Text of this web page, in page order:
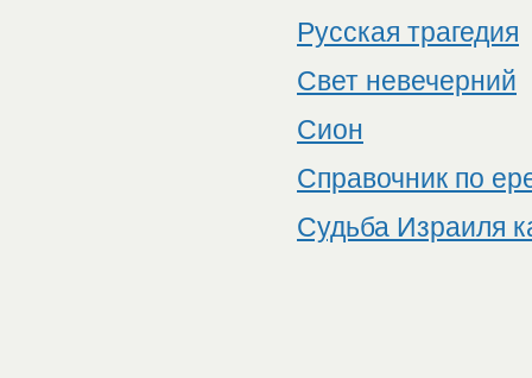
Русская трагедия
Свет невечерний
Сион
Справочник по
Судьба Израиля